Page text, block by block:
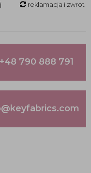
reklamacja i zwrot
+48 790 888 791